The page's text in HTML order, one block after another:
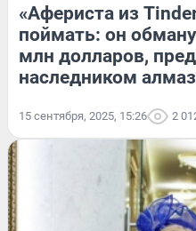
«Афериста из
поймать: он
млн долларов,
наследником
15 сентября, 2025, 15:26 2